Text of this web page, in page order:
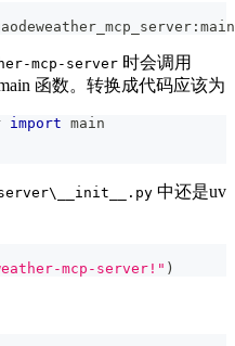
mcp-server 时会调用
函数。转换成代码应该为
import main
中还是uv
mcp-server!" )